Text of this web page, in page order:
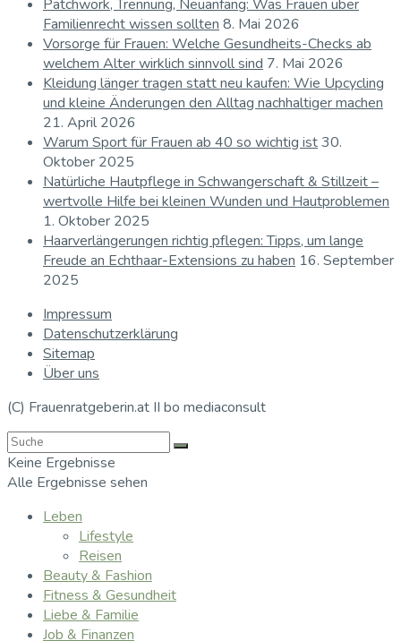
Patchwork, Trennung, Neuanfang: Was Frauen über
Familienrecht wissen sollten 8. Mai 2026
Vorsorge für Frauen: Welche Gesundheits-Checks ab
welchem Alter wirklich sinnvoll sind 7. Mai 2026
Kleidung länger tragen statt neu kaufen: Wie Upcycling
und kleine Änderungen den Alltag nachhaltiger machen
21. April 2026
Warum Sport für Frauen ab 40 so wichtig ist30.
Oktober 2025
Natürliche Hautpflege in Schwangerschaft & Stillzeit –
wertvolle Hilfe bei kleinen Wunden und Hautproblemen
1. Oktober 2025
Haarverlängerungen richtig pflegen: Tipps, um lange
Freude an Echthaar-Extensions zu haben 16. September
2025
Impressum
Datenschutzerklärung
Sitemap
Über uns
(C) Frauenratgeberin.at II bo mediaconsult
Keine Ergebnisse
Alle Ergebnisse sehen
Leben
Lifestyle
Reisen
Beauty & Fashion
Fitness & Gesundheit
Liebe & Familie
Job & Finanzen